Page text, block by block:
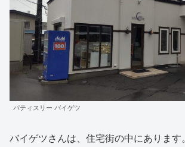
パティスリー バイゲツ
バイゲツさんは、住宅街の中にあります。